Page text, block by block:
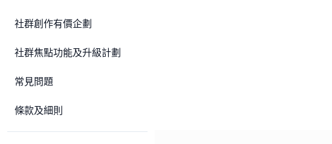
社群創作有價企劃
社群焦點功能及升級計劃
常見問題
條款及細則